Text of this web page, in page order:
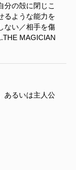
分の殻に閉じこ
るような能力を
ない／相手を傷
MAGICIAN
あるいは主人公